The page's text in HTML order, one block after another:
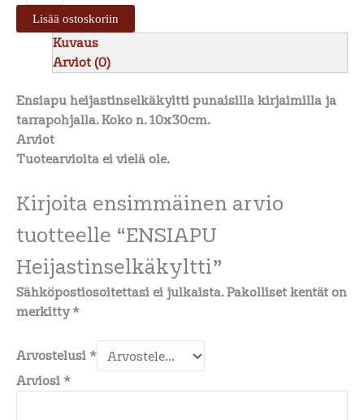
Lisää ostoskoriin
Kuvaus
Arviot (0)
Ensiapu heijastinselkäkyltti punaisilla kirjaimilla ja
tarrapohjalla. Koko n. 10x30cm.
Arviot
Tuotearvioita ei vielä ole.
Kirjoita ensimmäinen arvio
tuotteelle “ENSIAPU
Heijastinselkäkyltti”
Sähköpostiosoitettasi ei julkaista.Pakolliset kentät on
merkitty*
Arvostelusi*
Arviosi*